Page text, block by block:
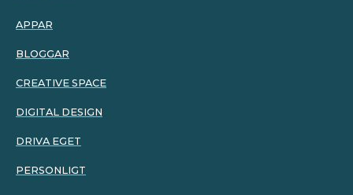
APPAR
BLOGGAR
CREATIVE SPACE
DIGITAL DESIGN
DRIVA EGET
PERSONLIGT